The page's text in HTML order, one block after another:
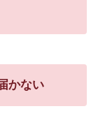
かない